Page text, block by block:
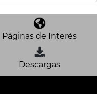
Páginas de Interés
Descargas